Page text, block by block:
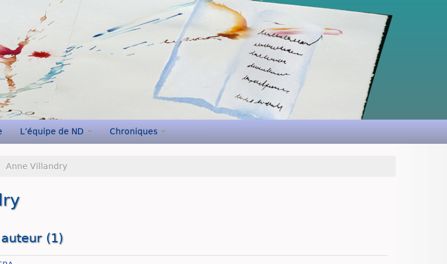
L’équipe de ND Chroniques
Anne Villandry
(1)